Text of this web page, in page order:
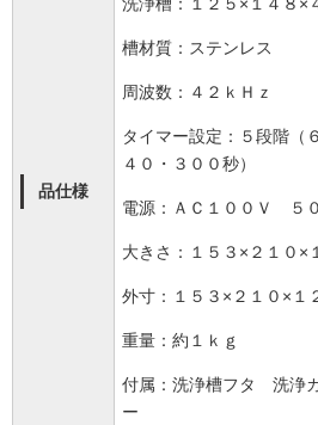
品仕様
槽材質：ステンレス
周波数：４２ｋＨｚ
タイマー設定：５段階（
４０・３００秒）
電源：ＡＣ１００Ｖ ５
大きさ：１５３×２１０
外寸：１５３×２１０×１
重量：約１ｋｇ
付属：洗浄槽フタ 洗浄
ー